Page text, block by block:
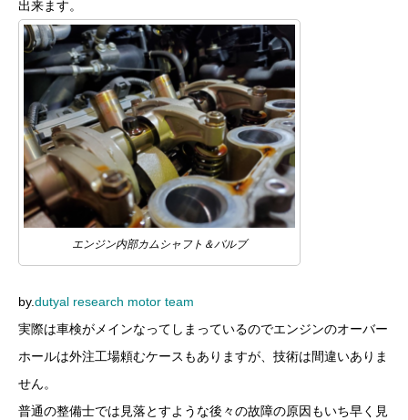
出来ます。
エンジン内部カムシャフト＆バルブ
by.dutyal research motor team
実際は車検がメインなってしまっているのでエンジンのオーバー
ホールは外注工場頼むケースもありますが、技術は間違いありま
せん。
普通の整備士では見落とすような後々の故障の原因もいち早く見